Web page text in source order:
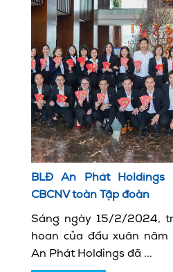
BLĐ An Phát
CBCNV toàn Tập đoàn
Sáng ngày 15/2/2024,
hoan của đầu xuân năm
An Phát Holdings đã ...